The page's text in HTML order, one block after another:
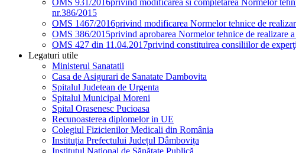
nr.386/2015
OMS 1467/2016privind modificarea Normelor tehnice de
OMS 386/2015privind aprobarea Normelor tehnice de realizare
OMS 427 din 11.04.2017privind constituirea consiliilor de
Legaturi utile
Ministerul Sanatatii
Casa de Asigurari de Sanatate Dambovita
Spitalul Judetean de Urgenta
Spitalul Municipal Moreni
Spital Orasenesc Pucioasa
Recunoasterea diplomelor in UE
Colegiul Fizicienilor Medicali din România
Instituția Prefectului Județul Dâmbovița
Institutul Național de Sănătate Publică